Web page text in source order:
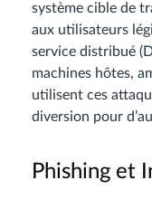
système cible de
aux utilisateurs
service distribué
machines hôtes,
utilisent ces
diversion pour
Phishing et